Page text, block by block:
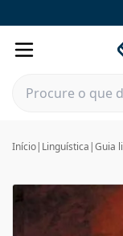
Início| Linguística |Guia